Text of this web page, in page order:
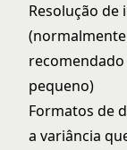
Resolução de
(normalmente
pequeno)
Formatos de
a variância